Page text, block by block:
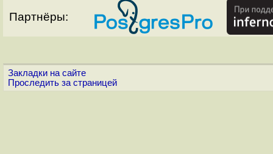
Партнёры:
Закладки на сайте
Проследить за страницей